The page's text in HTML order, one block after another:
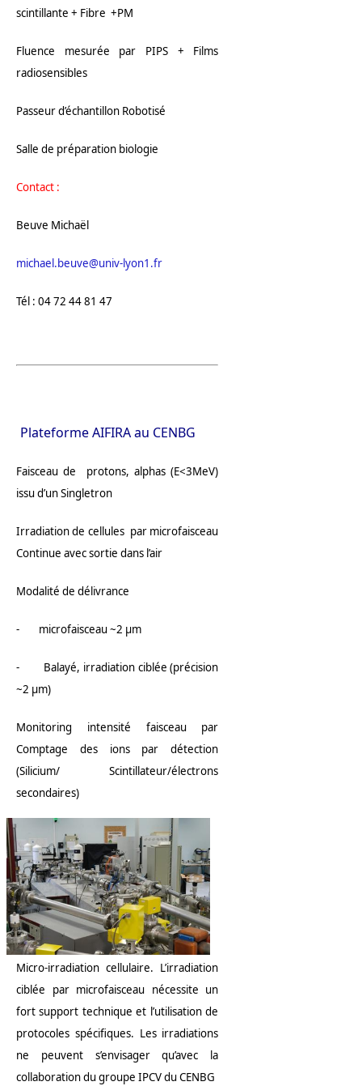
scintillante + Fibre +PM
Fluence mesurée par PIPS + Films
radiosensibles
Passeur d’échantillon Robotisé
Salle de préparation biologie
Contact :
Beuve Michaël
michael.beuve@univ-lyon1.fr
Tél : 04 72 44 81 47
Plateforme AIFIRA au CENBG
Faisceau de protons, alphas (E<3MeV)
issu d’un Singletron
Irradiation de cellules par microfaisceau
Continue avec sortie dans l’air
Modalité de délivrance
- microfaisceau ~2 µm
- Balayé, irradiation ciblée (précision
~2 µm)
Monitoring intensité faisceau par
Comptage des ions par détection
(Silicium/ Scintillateur/électrons
secondaires)
Micro-irradiation cellulaire. L’irradiation
ciblée par microfaisceau nécessite un
fort support technique et l’utilisation de
protocoles spécifiques. Les irradiations
ne peuvent s’envisager qu’avec la
collaboration du groupe IPCV du CENBG